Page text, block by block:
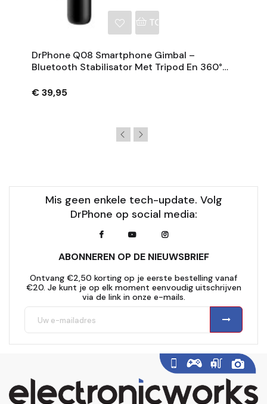
TOEVOEGEN AAN
DrPhone Q08 Smartphone Gimbal –
Bluetooth Stabilisator Met Tripod En 360°
€ 39,95
Mis geen enkele tech-update. Volg
DrPhone op social media:
ABONNEREN OP DE NIEUWSBRIEF
Ontvang €2,50 korting op je eerste bestelling vanaf
€20. Je kunt je op elk moment eenvoudig uitschrijven
via de link in onze e-mails.